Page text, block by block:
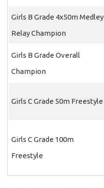
Girls B Grade 4x50m Medley
Relay Champion
Girls B Grade Overall
Champion
Girls C Grade 50m Freestyle
Girls C Grade 100m
Freestyle